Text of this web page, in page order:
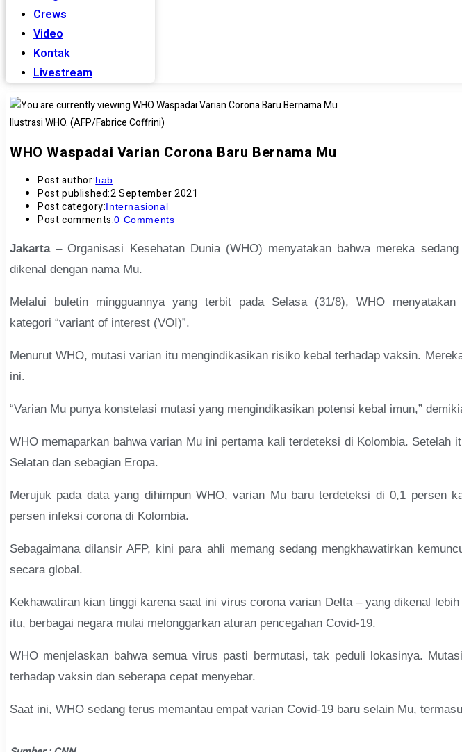
Crews
Video
Kontak
Livestream
Ilustrasi WHO. (AFP/Fabrice Coffrini)
WHO Waspadai Varian Corona Baru Bernama Mu
Post author:hab
Post published:2 September 2021
Post category:Internasional
Post comments:0 Comments
Jakarta– Organisasi Kesehatan Dunia (WHO) menyatakan bahwa mereka
dikenal dengan nama Mu.
Melalui buletin mingguannya yang terbit pada Selasa (31/8), WHO
kategori “variant of interest (VOI)”.
Menurut WHO, mutasi varian itu mengindikasikan risiko kebal terhadap vaksin.
ini.
“Varian Mu punya konstelasi mutasi yang mengindikasikan potensi kebal imun,”
WHO memaparkan bahwa varian Mu ini pertama kali terdeteksi di Kolombia. Setelah
Selatan dan sebagian Eropa.
Merujuk pada data yang dihimpun WHO, varian Mu baru terdeteksi di 0,1 persen
persen infeksi corona di Kolombia.
Sebagaimana dilansir AFP, kini para ahli memang sedang mengkhawatirkan
secara global.
Kekhawatiran kian tinggi karena saat ini virus corona varian Delta – yang dikenal
itu, berbagai negara mulai melonggarkan aturan pencegahan Covid-19.
WHO menjelaskan bahwa semua virus pasti bermutasi, tak peduli lokasinya.
terhadap vaksin dan seberapa cepat menyebar.
Saat ini, WHO sedang terus memantau empat varian Covid-19 baru selain Mu,